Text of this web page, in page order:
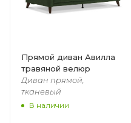
Прямой диван Авилла
травяной велюр
Диван прямой,
тканевый
В наличии